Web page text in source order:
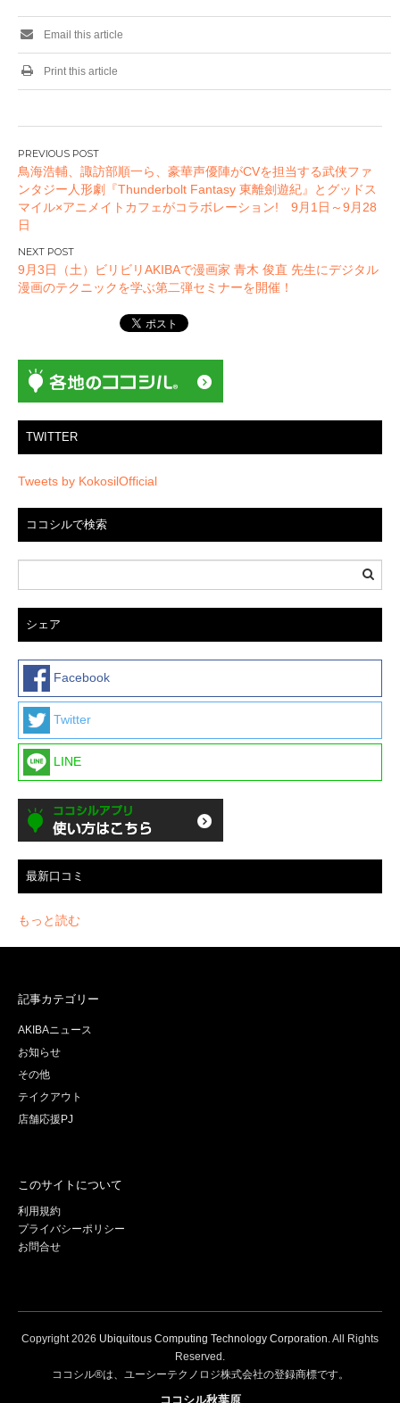
Email this article
Print this article
投
稿
ナ
ビ
ゲ
ー
シ
鳥海浩輔、諏訪部順一ら、豪華声優陣がCVを担当する武侠ファ
ンタジー人形劇『Thunderbolt Fantasy 東離劍遊紀』とグッドス
マイル×アニメイトカフェがコラボレーション! 9月1日～9月28
日
9月3日（土）ビリビリAKIBAで漫画家 青木 俊直 先生にデジタル
漫画のテクニックを学ぶ第二弾セミナーを開催！
TWITTER
Tweets by KokosilOfficial
ココシルで検索
シェア
Facebook
Twitter
LINE
最新口コミ
もっと読む
記事カテゴリー
AKIBAニュース
お知らせ
その他
テイクアウト
店舗応援PJ
このサイトについて
利用規約
プライバシーポリシー
お問合せ
Copyright2026 Ubiquitous Computing Technology Corporation. All Rights
Reserved.
ココシル®は、ユーシーテクノロジ株式会社の登録商標です。
ココシル秋葉原